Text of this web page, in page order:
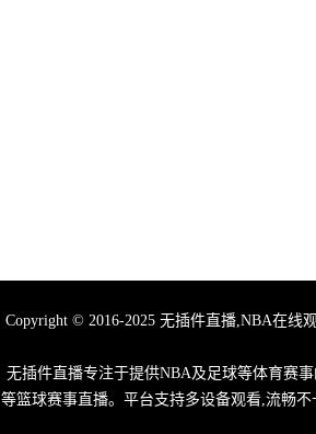
Copyright © 2016-2025 无插件直播,NBA在
无插件直播专注于提供NBA及足球等体育赛
等篮球赛事直播。平台支持多设备观看,流畅